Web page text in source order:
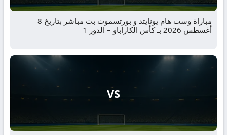
مباراة وست هام يونايتد و بورتسموث بث مباشر بتاريخ 8
أغسطس 2026 بـ كأس الكاراباو – الدور 1
VS